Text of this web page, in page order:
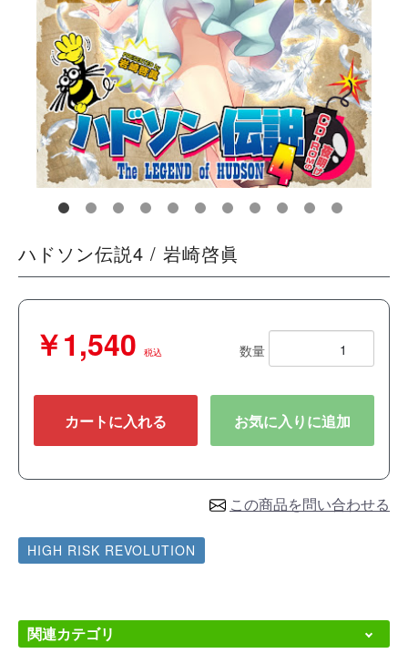
ハドソン伝説4 / 岩崎啓眞
￥1,540 税込 数量
カートに入れる お気に入りに追加
この商品を問い合わせる
HIGH RISK REVOLUTION
関連カテゴリ